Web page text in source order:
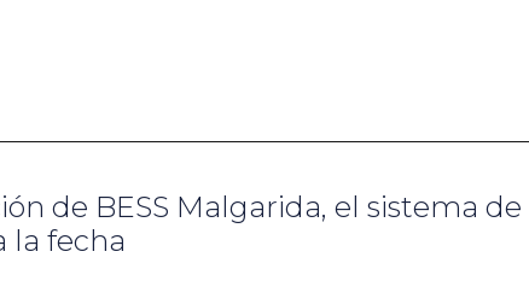
de BESS Malgarida, el sistema de
la fecha